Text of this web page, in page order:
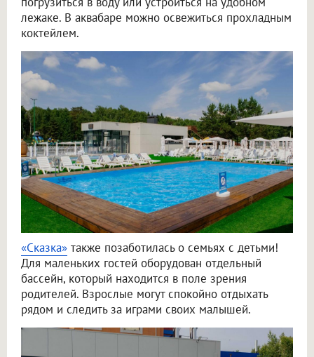
лежаке. В аквабаре можно освежиться прохладным
коктейлем.
«Сказка» также позаботилась о семьях с детьми!
Для маленьких гостей оборудован отдельный
бассейн, который находится в поле зрения
родителей. Взрослые могут спокойно отдыхать
рядом и следить за играми своих малышей.